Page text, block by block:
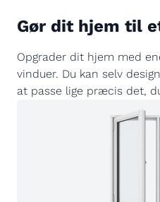
Gør dit hjem til
Opgrader dit hjem med
vinduer. Du kan selv
at passe lige præcis det,